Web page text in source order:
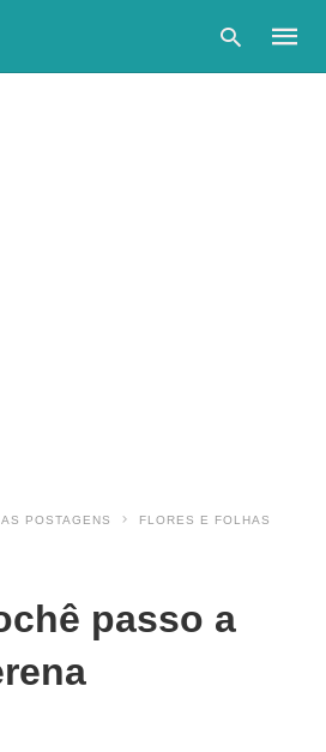
POSTAGENS FLORES E FOLHAS
passo a